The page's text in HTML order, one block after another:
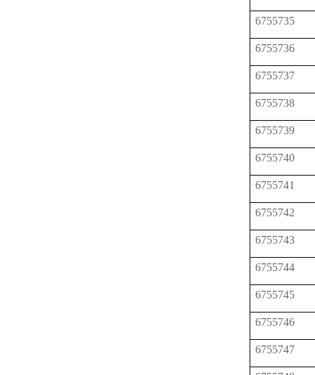
6755735
6755736
6755737
6755738
6755739
6755740
6755741
6755742
6755743
6755744
6755745
6755746
6755747